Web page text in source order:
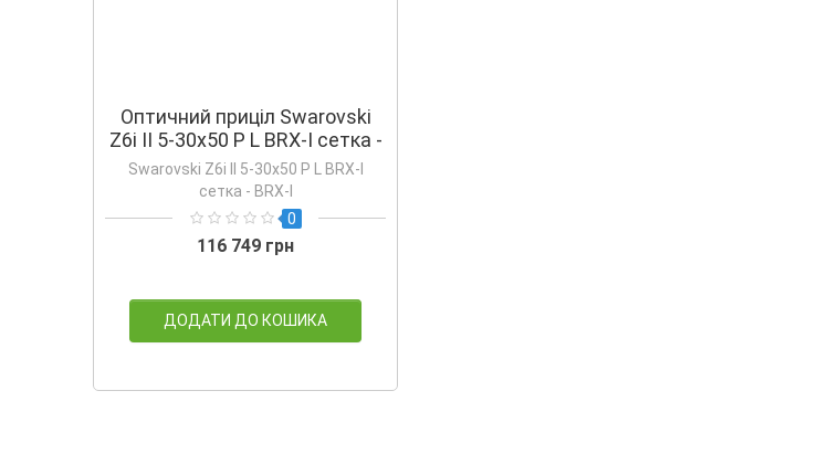
Оптичний приціл Swarovski
Z6i II 5-30x50 P L BRX-I сетка -
BRX-I
Swarovski Z6i II 5-30x50 P L BRX-I
сетка - BRX-I
0
116 749 грн
ДОДАТИ ДО КОШИКА